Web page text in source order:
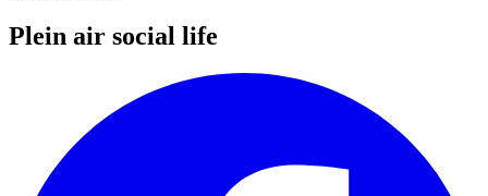
Plein air social life